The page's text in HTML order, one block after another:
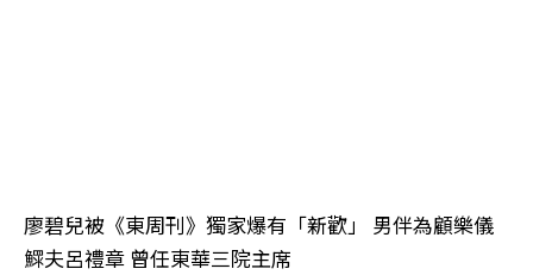
廖碧兒被《東周刊》獨家爆有「新歡」 男伴為顧樂儀
鰥夫呂禮章 曾任東華三院主席